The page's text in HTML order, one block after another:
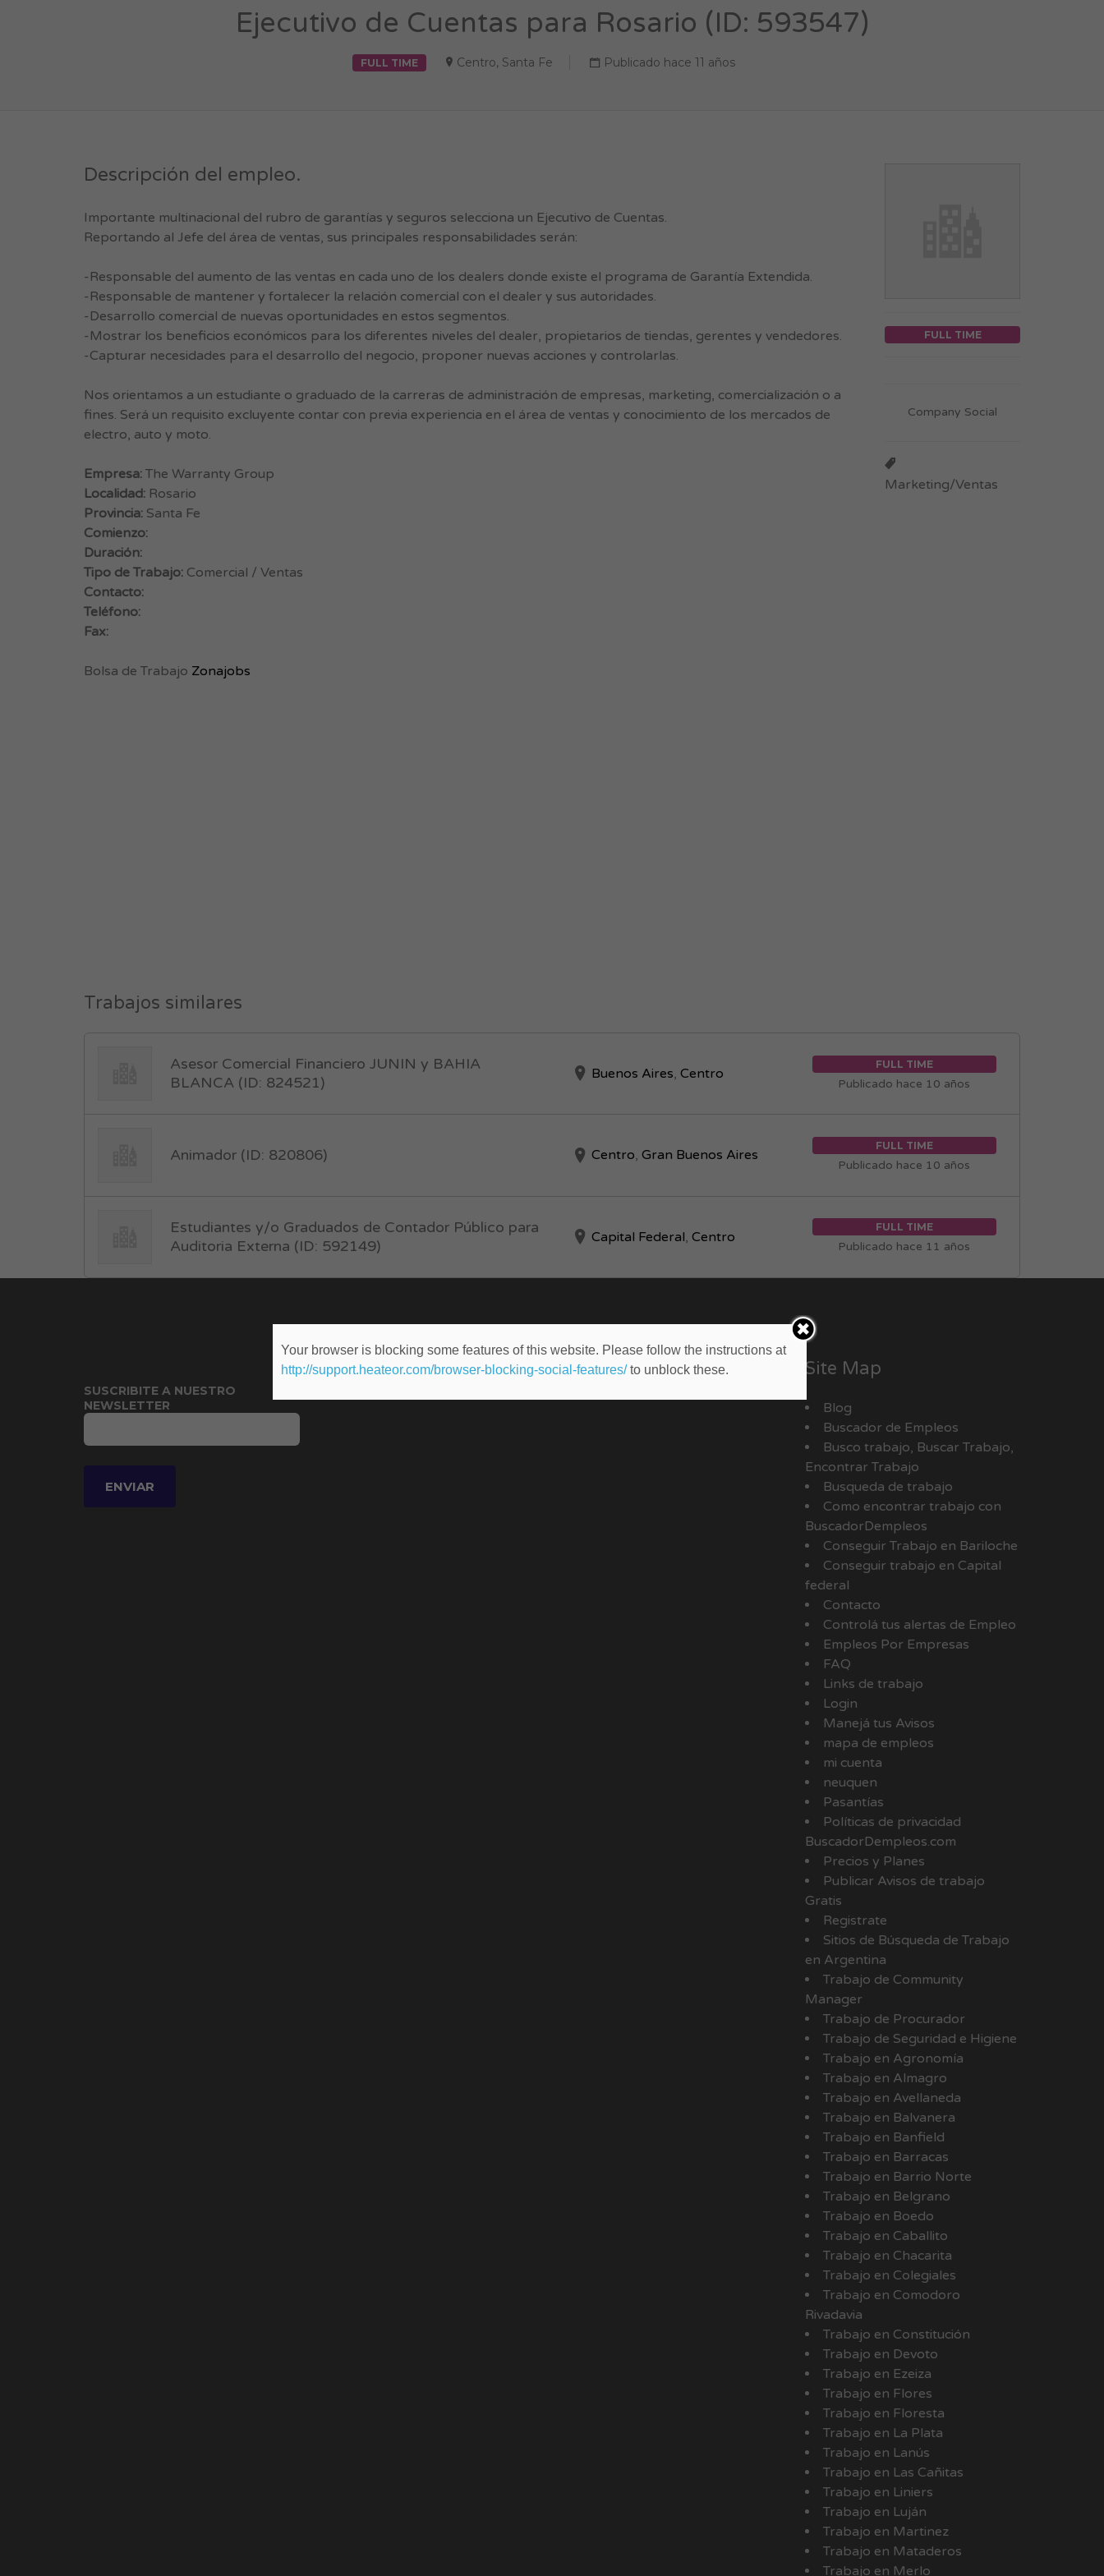
Ejecutivo de Cuentas para Rosario (ID: 593547)
FULL TIME Centro, Santa Fe Publicado hace 11 años
Descripción del empleo.
Importante multinacional del rubro de garantías y seguros selecciona un Ejecutivo de Cuentas.
Reportando al Jefe del área de ventas, sus principales responsabilidades serán:
-Responsable del aumento de las ventas en cada uno de los dealers donde existe el programa de Garantía Extendida.
-Responsable de mantener y fortalecer la relación comercial con el dealer y sus autoridades.
-Desarrollo comercial de nuevas oportunidades en estos segmentos.
-Mostrar los beneficios económicos para los diferentes niveles del dealer, propietarios de tiendas, gerentes y vendedores.
-Capturar necesidades para el desarrollo del negocio, proponer nuevas acciones y controlarlas.
Nos orientamos a un estudiante o graduado de la carreras de administración de empresas, marketing, comercialización o a
fines. Será un requisito excluyente contar con previa experiencia en el área de ventas y conocimiento de los mercados de
electro, auto y moto.
Empresa: The Warranty Group
Localidad: Rosario
Provincia: Santa Fe
Comienzo:
Duración:
Tipo de Trabajo: Comercial / Ventas
Contacto:
Teléfono:
Fax:
Bolsa de Trabajo Zonajobs
FULL TIME
Company Social
Marketing/Ventas
Trabajos similares
Asesor Comercial Financiero JUNIN y BAHIA
BLANCA (ID: 824521)
Buenos Aires, Centro
FULL TIME
Publicado hace 10 años
Animador (ID: 820806) Centro, Gran Buenos Aires
FULL TIME
Publicado hace 10 años
Estudiantes y/o Graduados de Contador Público para
Auditoria Externa (ID: 592149)
Capital Federal, Centro
FULL TIME
Publicado hace 11 años
SUSCRIBITE A NUESTRO
NEWSLETTER
Site Map
Blog
Buscador de Empleos
Busco trabajo, Buscar Trabajo,
Encontrar Trabajo
Busqueda de trabajo
Como encontrar trabajo con
BuscadorDempleos
Conseguir Trabajo en Bariloche
Conseguir trabajo en Capital
federal
Contacto
Controlá tus alertas de Empleo
Empleos Por Empresas
FAQ
Links de trabajo
Login
Manejá tus Avisos
mapa de empleos
mi cuenta
neuquen
Pasantías
Políticas de privacidad
BuscadorDempleos.com
Precios y Planes
Publicar Avisos de trabajo
Gratis
Registrate
Sitios de Búsqueda de Trabajo
en Argentina
Trabajo de Community
Manager
Trabajo de Procurador
Trabajo de Seguridad e Higiene
Trabajo en Agronomía
Trabajo en Almagro
Trabajo en Avellaneda
Trabajo en Balvanera
Trabajo en Banfield
Trabajo en Barracas
Trabajo en Barrio Norte
Trabajo en Belgrano
Trabajo en Boedo
Trabajo en Caballito
Trabajo en Chacarita
Trabajo en Colegiales
Trabajo en Comodoro
Rivadavia
Trabajo en Constitución
Trabajo en Devoto
Trabajo en Ezeiza
Trabajo en Flores
Trabajo en Floresta
Trabajo en La Plata
Trabajo en Lanús
Trabajo en Las Cañitas
Trabajo en Liniers
Trabajo en Luján
Trabajo en Martinez
Trabajo en Mataderos
Trabajo en Merlo
Your browser is blocking some features of this website. Please follow the instructions at
http://support.heateor.com/browser-blocking-social-features/to unblock these.